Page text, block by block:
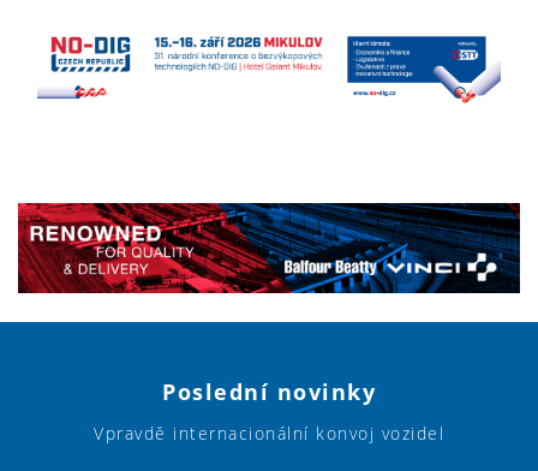
Poslední novinky
Vpravdě internacionální konvoj vozidel